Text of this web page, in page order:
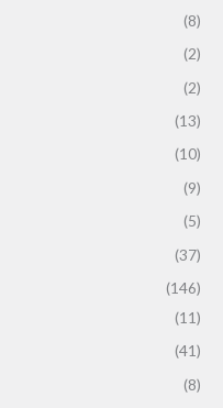
(8)
(2)
(2)
(13)
(10)
(9)
(5)
(37)
(146)
(11)
(41)
(8)